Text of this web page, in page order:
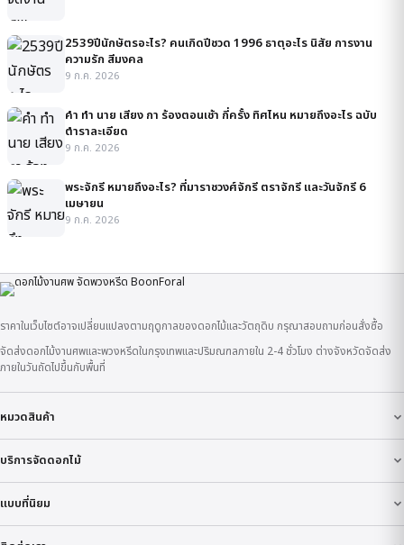
2539ปีนักษัตรอะไร? คนเกิดปีชวด 1996 ธาตุอะไร นิสัย การงาน
ความรัก สีมงคล
9 ก.ค. 2026
คํา ทํา นาย เสียง กา ร้องตอนเช้า กี่ครั้ง ทิศไหน หมายถึงอะไร ฉบับ
ตำราละเอียด
9 ก.ค. 2026
พระจักรี หมายถึงอะไร? ที่มาราชวงศ์จักรี ตราจักรี และวันจักรี 6
เมษายน
9 ก.ค. 2026
ราคาในเว็บไซต์อาจเปลี่ยนแปลงตามฤดูกาลของดอกไม้และวัตถุดิบ กรุณาสอบถามก่อนสั่งซื้อ
จัดส่งดอกไม้งานศพและพวงหรีดในกรุงเทพและปริมณฑลภายใน 2-4 ชั่วโมง ต่างจังหวัดจัดส่ง
ภายในวันถัดไปขึ้นกับพื้นที่
หมวดสินค้า
บริการจัดดอกไม้
แบบที่นิยม